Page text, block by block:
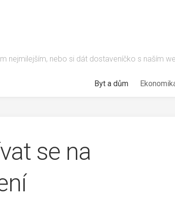
nejmilejším, nebo si dát dostaveníčko s naším
Byt a dům
se na